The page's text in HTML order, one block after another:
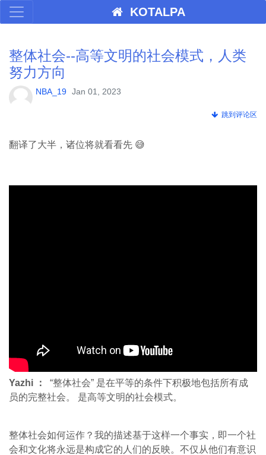
KOTALPA
整体社会--高等文明的社会模式，人类
努力方向
NBA_19 Jan 01, 2023
跳到评论区
翻译了大半，诸位将就看看先 😅
Yazhi ：
“整体社会” 是在平等的条件下积极地包括所有成
员的完整社会。 是高等文明的社会模式。
整体社会如何运作？我的描述基于这样一个事实，即一个社
会和文化将永远是构成它的人们的反映。不仅从他们有意识